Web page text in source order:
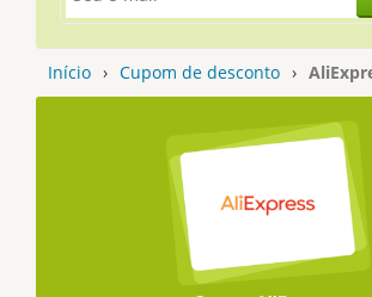
Início › Cupom de desconto ›